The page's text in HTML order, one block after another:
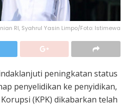
RI, Syahrul Yasin Limpo/Foto: Istimewa
peningkatan status
penyelidikan ke penyidikan,
(KPK) dikabarkan telah